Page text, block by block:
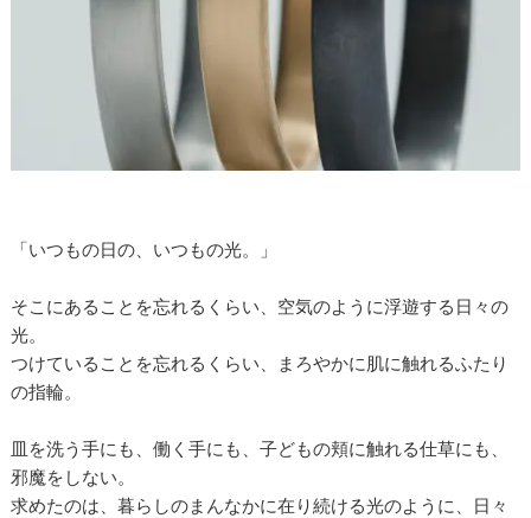
「いつもの日の、いつもの光。」
そこにあることを忘れるくらい、空気のように浮遊する日々の
光。
つけていることを忘れるくらい、まろやかに肌に触れるふたり
の指輪。
皿を洗う手にも、働く手にも、子どもの頬に触れる仕草にも、
邪魔をしない。
求めたのは、暮らしのまんなかに在り続ける光のように、日々